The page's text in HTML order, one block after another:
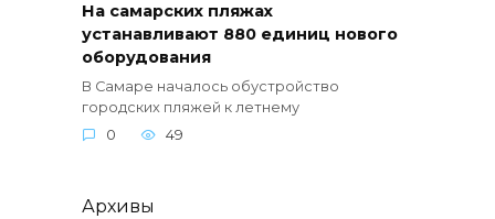
На самарских пляжах
устанавливают 880 единиц нового
оборудования
В Самаре началось обустройство
городских пляжей к летнему
0
49
Архивы